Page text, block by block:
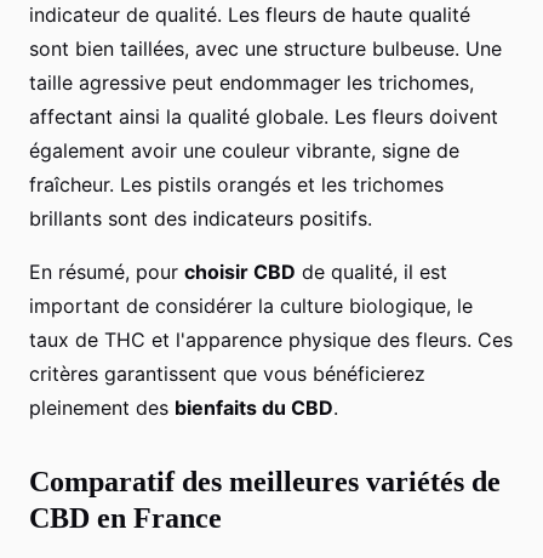
indicateur de qualité. Les fleurs de haute qualité
sont bien taillées, avec une structure bulbeuse. Une
taille agressive peut endommager les trichomes,
affectant ainsi la qualité globale. Les fleurs doivent
également avoir une couleur vibrante, signe de
fraîcheur. Les pistils orangés et les trichomes
brillants sont des indicateurs positifs.
En résumé, pour choisir CBD de qualité, il est
important de considérer la culture biologique, le
taux de THC et l'apparence physique des fleurs. Ces
critères garantissent que vous bénéficierez
pleinement des bienfaits du CBD.
Comparatif des meilleures variétés de
CBD en France